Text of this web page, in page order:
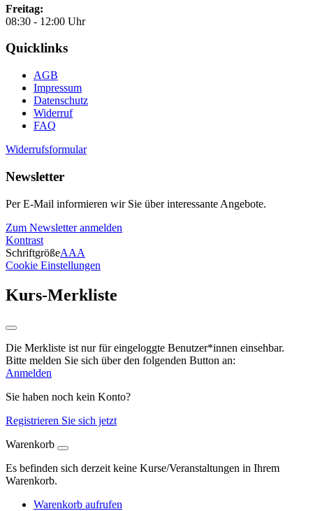
Freitag:
08:30 - 12:00 Uhr
Quicklinks
AGB
Impressum
Datenschutz
Widerruf
FAQ
Widerrufsformular
Newsletter
Per E-Mail informieren wir Sie über interessante Angebote.
Zum Newsletter anmelden
Kontrast
SchriftgrößeAAA
Cookie Einstellungen
Kurs-Merkliste
Die Merkliste ist nur für eingeloggte Benutzer*innen einsehbar.
Bitte melden Sie sich über den folgenden Button an:
Anmelden
Sie haben noch kein Konto?
Registrieren Sie sich jetzt
Warenkorb
Es befinden sich derzeit keine Kurse/Veranstaltungen in Ihrem
Warenkorb.
Warenkorb aufrufen